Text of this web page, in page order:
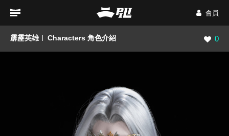
會員
霹靂英雄 Characters 角色介紹 瀏覽
0